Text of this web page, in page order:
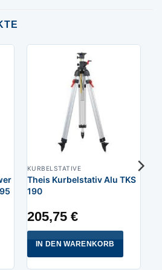
KURBELSTATIVE
Theis Kurbelstativ Alu TKS
190
205,75 €
IN DEN WARENKORB